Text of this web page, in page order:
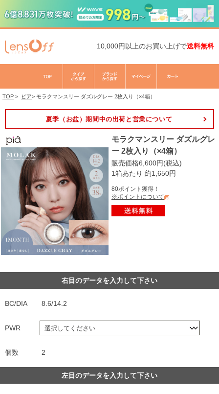
10,000円以上のお買い上げで送料無料
TOP > ピア> モラクマンスリー ダズルグレー 2枚入り（×4箱）
夏季（お盆）期間中の出荷と営業について
モラクマンスリー ダズルグレ
ー 2枚入り（×4箱）
販売価格6,600円(税込)
1箱あたり 約1,650円
80ポイント獲得！
※ポイントについて
右目のデータを入力して下さい
BC/DIA 8.6/14.2
PWR
個数 2
左目のデータを入力して下さい